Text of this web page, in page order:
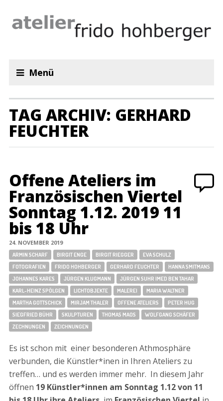
Menü
TAG ARCHIV: GERHARD
FEUCHTER
Offene Ateliers im
Französischen Viertel
Sonntag 1.12. 2019 11
bis 18 Uhr
24. NOVEMBER 2019
ARMIN SCHARF BIRGIT ENGE BIRGIT RIEGGER
EVA SCHULZ
FOTOGRAFIEN
FRIDO HOHBERGER GERHARD FEUCHTER
HANNA SMITMANS
JOHANNES KARES
JÜRGEN KLUGMANN
JÜRGEN SUHR IMED BEN TAHAR
KARL-HEINZ SPÖLGEN
LICHTOBJEKTE MALEREI
MARIA WALTNER
MARTHA GOTTSCHICK
MIRJAM THALER OFFENE ATELIERS
PETER HUG
SIEGFRIED BÜHR
SKULPTUREN THOMAS MAOS
WOLFGANG SCHÄFER
ZECHNUNGEN
ZEICHNUNGEN
Es ist schon mit einer besonderen Athmosphäre
verbunden, die Künstler*inen in Ihren Ateliers zu
treffen… und es werden immer mehr. In diesem Jahr
öffnen 19 Künstler*innen am Sonntag 1.12 von 11